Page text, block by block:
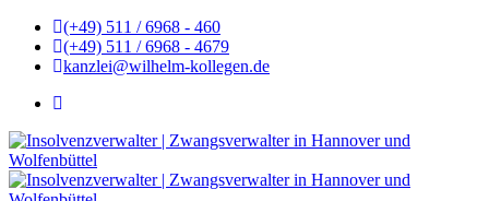
(+49) 511 / 6968 - 460
(+49) 511 / 6968 - 4679
kanzlei@wilhelm-kollegen.de